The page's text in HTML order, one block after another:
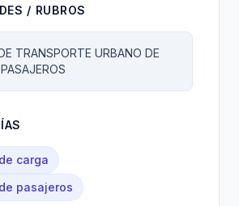
/ RUBROS
TRANSPORTE URBANO DE
carga
pasajeros